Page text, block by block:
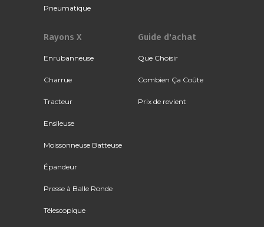
Pneumatique
Rayons X
Enrubanneuse
Charrue
Tracteur
Ensileuse
Moissonneuse Batteuse
Épandeur
Presse à Balle Ronde
Télescopique
Guide d'achat
Que Choisir
Combien Ça Coûte
Prix de revient